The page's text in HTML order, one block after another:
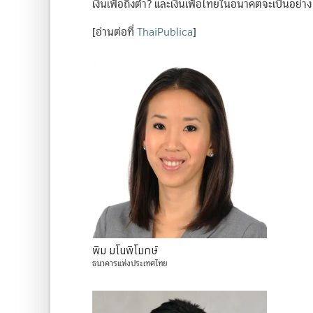
เงินเฟ้อถึงต่ำ? และเงินเฟ้อไทยในอนาคตจะเป็นอย่าง
[อ่านต่อที่ ThaiPublica]
พิม มโนพิโมกษ์
ธนาคารแห่งประเทศไทย